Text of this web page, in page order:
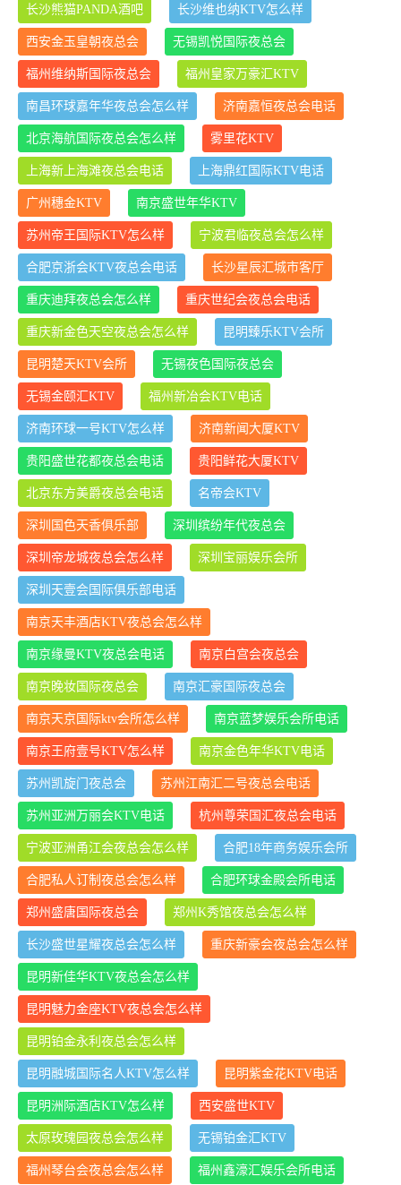
长沙熊猫PANDA酒吧 长沙维也纳KTV怎么样
西安金玉皇朝夜总会 无锡凯悦国际夜总会
福州维纳斯国际夜总会 福州皇家万豪汇KTV
南昌环球嘉年华夜总会怎么样 济南嘉恒夜总会电话
北京海航国际夜总会怎么样 雾里花KTV
上海新上海滩夜总会电话 上海鼎红国际KTV电话
广州穗金KTV 南京盛世年华KTV
苏州帝王国际KTV怎么样 宁波君临夜总会怎么样
合肥京浙会KTV夜总会电话 长沙星辰汇城市客厅
重庆迪拜夜总会怎么样 重庆世纪会夜总会电话
重庆新金色天空夜总会怎么样 昆明臻乐KTV会所
昆明楚天KTV会所 无锡夜色国际夜总会
无锡金颐汇KTV 福州新冶会KTV电话
济南环球一号KTV怎么样 济南新闻大厦KTV
贵阳盛世花都夜总会电话 贵阳鲜花大厦KTV
北京东方美爵夜总会电话 名帝会KTV
深圳国色天香俱乐部 深圳缤纷年代夜总会
深圳帝龙城夜总会怎么样 深圳宝丽娱乐会所
深圳天壹会国际俱乐部电话
南京天丰酒店KTV夜总会怎么样
南京缘曼KTV夜总会电话 南京白宫会夜总会
南京晚妆国际夜总会 南京汇豪国际夜总会
南京天京国际ktv会所怎么样 南京蓝梦娱乐会所电话
南京王府壹号KTV怎么样 南京金色年华KTV电话
苏州凯旋门夜总会 苏州江南汇二号夜总会电话
苏州亚洲万丽会KTV电话 杭州尊荣国汇夜总会电话
宁波亚洲甬江会夜总会怎么样 合肥18年商务娱乐会所
合肥私人订制夜总会怎么样 合肥环球金殿会所电话
郑州盛唐国际夜总会 郑州K秀馆夜总会怎么样
长沙盛世星耀夜总会怎么样 重庆新豪会夜总会怎么样
昆明新佳华KTV夜总会怎么样
昆明魅力金座KTV夜总会怎么样
昆明铂金永利夜总会怎么样
昆明融城国际名人KTV怎么样 昆明紫金花KTV电话
昆明洲际酒店KTV怎么样 西安盛世KTV
太原玫瑰园夜总会怎么样 无锡铂金汇KTV
福州琴台会夜总会怎么样 福州鑫濠汇娱乐会所电话